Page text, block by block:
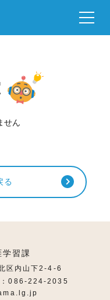
せん
る
習課
区内山下2-4-6
086-224-2035